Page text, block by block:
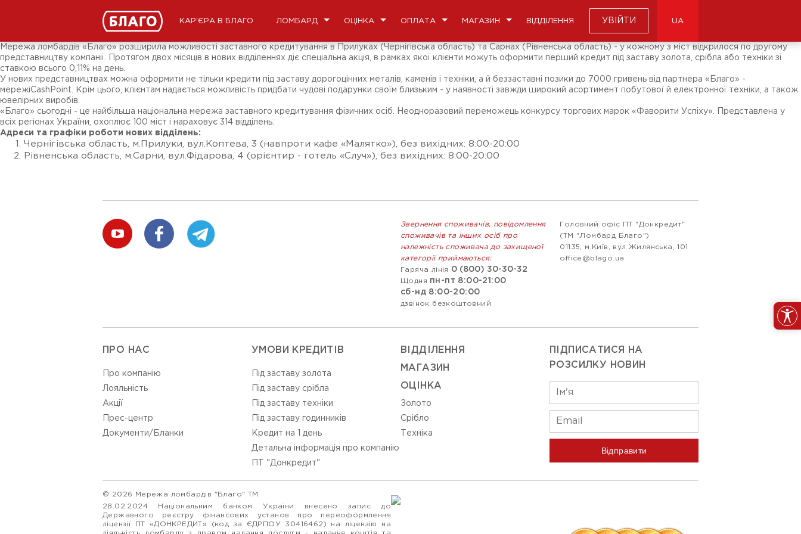
КАР'ЄРА В БЛАГО ЛОМБАРД ОЦІНКА ОПЛАТА МАГАЗИН ВІДДІЛЕННЯ УВІЙТИ UA
Підписники соц-мереж
Мережа ломбардів «Благо» розширила можливості заставного кредитування в Прилуках (Чернігівська область) та Сарнах (Рівненська область) - у кожному з міст відкрилося по другому
представництву компанії. Протягом двох місяців в нових відділеннях діє спеціальна акція, в рамках якої клієнти можуть оформити перший кредит під заставу золота, срібла або техніки зі
ставкою всього 0,11% на день.
У нових представництвах можна оформити не тільки кредити під заставу дорогоцінних металів, каменів і техніки, а й беззаставні позики до 7000 гривень від партнера «Благо» -
мережіCashPoint. Крім цього, клієнтам надається можливість придбати чудові подарунки своїм близьким - у наявності завжди широкий асортимент побутової й електронної техніки, а також
ювелірних виробів.
«Благо» сьогодні - це найбільша національна мережа заставного кредитування фізичних осіб. Неодноразовий переможець конкурсу торгових марок «Фаворити Успіху». Представлена ​​у
всіх регіонах України, охоплює 100 міст і нараховує 314 відділень.
Адреси та графіки роботи нових відділень:
Чернігівська область, м.Прилуки, вул.Коптева, 3 (навпроти кафе «Малятко»), без вихідних: 8:00-20:00
Рівненська область, м.Сарни, вул.Фідарова, 4 (орієнтир - готель «Случ»), без вихідних: 8:00-20:00
Звернення споживачів, повідомлення
споживачів та інших осіб про
належність споживача до захищеної
категорії приймаються:
Гаряча лінія
0 (800) 30-30-32
Щодня пн-пт 8:00-21:00
сб-нд 8:00-20:00
дзвінок безкоштовний
Головний офіс ПТ "Донкредит"
(ТМ "Ломбард Благо")
01135, м.Київ, вул Жилянська, 101
office@blago.ua
ПРО НАС
Про компанію
Лояльність
Акції
Прес-центр
Документи/Бланки
УМОВИ КРЕДИТІВ
Під заставу золота
Під заставу срібла
Під заставу техніки
Під заставу годинників
Кредит на 1 день
Детальна інформація про компанію
ПТ "Донкредит"
ВIДДIЛЕННЯ
МАГАЗИН
ОЦIНКА
Золото
Срiбло
Технiка
ПІДПИСАТИСЯ НА
РОЗСИЛКУ НОВИН
Відправити
© 2026 Мережа ломбардів "Благо" ТМ
28.02.2024 Національним банком України внесено запис до
Державного реєстру фінансових установ про переоформлення
ліцензії ПТ «ДОНКРЕДИТ» (код за ЄДРПОУ 30416462) на ліцензію на